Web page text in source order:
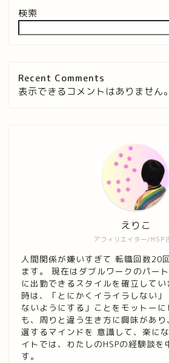
検索
Recent Comments
表示できるコメントはありません。
アフィリエイター/HSP
えりこ
人間関係が嫌いすぎて 転職回数20
ます。 現在はダブルワークのパー
に出勤できるスタイルを確立して
時は、「とにかくイライラしない
ないようにする」ことをモットー
も、周りと違う生き方に興味があ
選するマインドを 意識して、楽に
イトでは、わたしのHSPの経験談を
す。